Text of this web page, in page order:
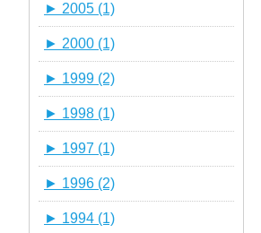
► 2005 (1)
► 2000 (1)
► 1999 (2)
► 1998 (1)
► 1997 (1)
► 1996 (2)
► 1994 (1)